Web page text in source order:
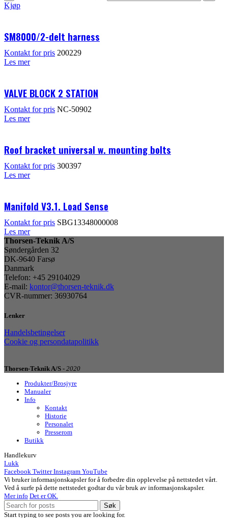
Kjøp
SM8000/2-delt harness
Kontakt for pris 200229
Les mer
VALVE BLOCK 2 STATION
Kontakt for pris NC-50902
Les mer
Roof bracket universal w. mounting bolts
Kontakt for pris 300397
Les mer
Manifold V3.1. Load Sense
Kontakt for pris SBG13348000008
Les mer
Thorsen-Teknik A/S
Søndergården 32
DK-9640 Farsø
Danmark
Telefon: +45 29104029
E-mail: kontor@thorsen-teknik.dk
CVR-nummer: 36930764
Lenker
Handelsbetingelser
Cookie og persondatapolitikk
Thorsen-Teknik A/S - 2020
Produkter/Brosjyre
Manualer
Info
Kontakt
Historie
Personalet
Presserom
Butikk
Handlekurv
Lukk
Facebook Twitter Instagram YouTube
Vi bruker informasjonskapsler for å forbedre din opplevelse på nettstedet vårt.
Ved å surfe på dette nettstedet godtar du vår bruk av informasjonskapsler.
Mer info Det er OK.
Søk
Start typing to see posts you are looking for.